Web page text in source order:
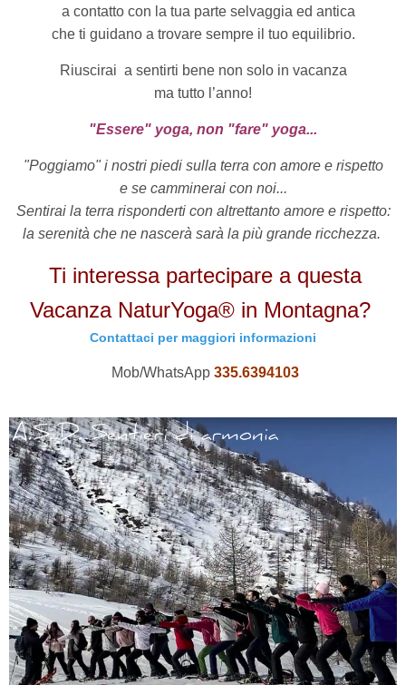
a contatto con la tua parte selvaggia ed antica
che ti guidano a trovare sempre il tuo equilibrio.
Riuscirai a sentirti bene non solo in vacanza
ma tutto l’anno!
"Essere" yoga, non "fare" yoga...
"Poggiamo" i nostri piedi sulla terra con amore e rispetto
e se camminerai con noi...
Sentirai la terra risponderti con altrettanto amore e rispetto:
la serenità che ne nascerà sarà la più grande ricchezza.
Ti interessa partecipare a questa
Vacanza NaturYoga® in Montagna?
Contattaci per maggiori informazioni
Mob/WhatsApp 335.6394103